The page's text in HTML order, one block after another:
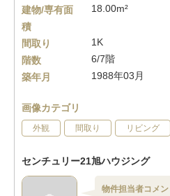
建物/専有面
積
18.00m²
間取り
1K
階数
6/7階
築年月
1988年03月
画像カテゴリ
外観 間取り リビング
センチュリー21旭ハウジング
物件担当者コメン